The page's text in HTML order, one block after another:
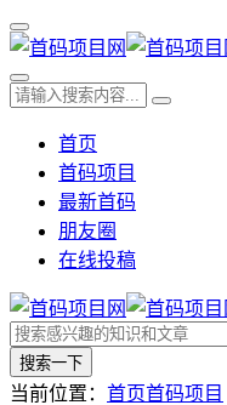
首页
首码项目
最新首码
朋友圈
在线投稿
搜索一下
当前位置： 首页首码项目